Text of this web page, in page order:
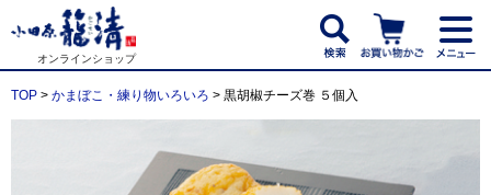
オンラインショップ
TOP > かまぼこ・練り物いろいろ > 黒胡椒チーズ巻 ５個入